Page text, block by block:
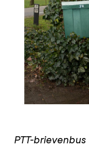
JPG
PTT-brievenbus